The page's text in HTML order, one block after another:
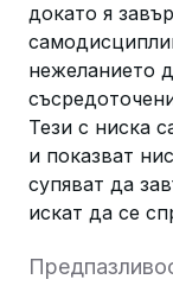
докато я
нежеланието
Тези с ниска
и показват
супяват да
искат да се